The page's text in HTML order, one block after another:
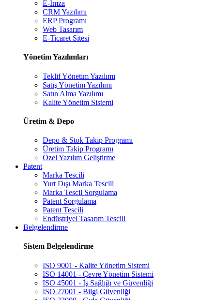
E-İmza
CRM Yazılımı
ERP Programı
Web Tasarım
E-Ticaret Sitesi
Yönetim Yazılımları
Teklif Yönetim Yazılımı
Satış Yönetim Yazılımı
Satın Alma Yazılımı
Kalite Yönetim Sistemi
Üretim & Depo
Depo & Stok Takip Programı
Üretim Takip Programı
Özel Yazılım Geliştirme
Patent
Marka Tescili
Yurt Dışı Marka Tescili
Marka Tescil Sorgulama
Patent Sorgulama
Patent Tescili
Endüstriyel Tasarım Tescili
Belgelendirme
Sistem Belgelendirme
ISO 9001 - Kalite Yönetim Sistemi
ISO 14001 - Çevre Yönetim Sistemi
ISO 45001 - İş Sağlığı ve Güvenliği
ISO 27001 - Bilgi Güvenliği